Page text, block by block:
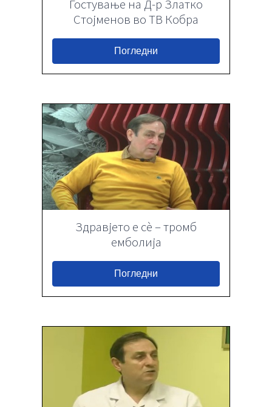
Гостување на Д-р Златко
Стојменов во ТВ Кобра
Погледни
Здравјето е сѐ – тромб
емболија
Погледни